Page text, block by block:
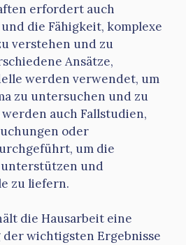
erfordert auch
die Fähigkeit, komplexe
verstehen und zu
Ansätze,
werden verwendet, um
zu untersuchen und zu
auch Fallstudien,
oder
um die
und
zu liefern.
die Hausarbeit eine
der wichtigsten Ergebnisse